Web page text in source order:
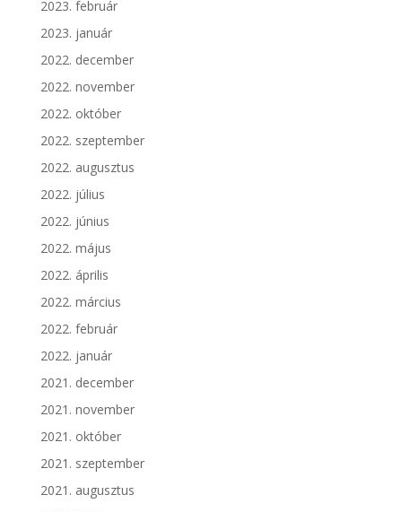
2023. február
2023. január
2022. december
2022. november
2022. október
2022. szeptember
2022. augusztus
2022. július
2022. június
2022. május
2022. április
2022. március
2022. február
2022. január
2021. december
2021. november
2021. október
2021. szeptember
2021. augusztus